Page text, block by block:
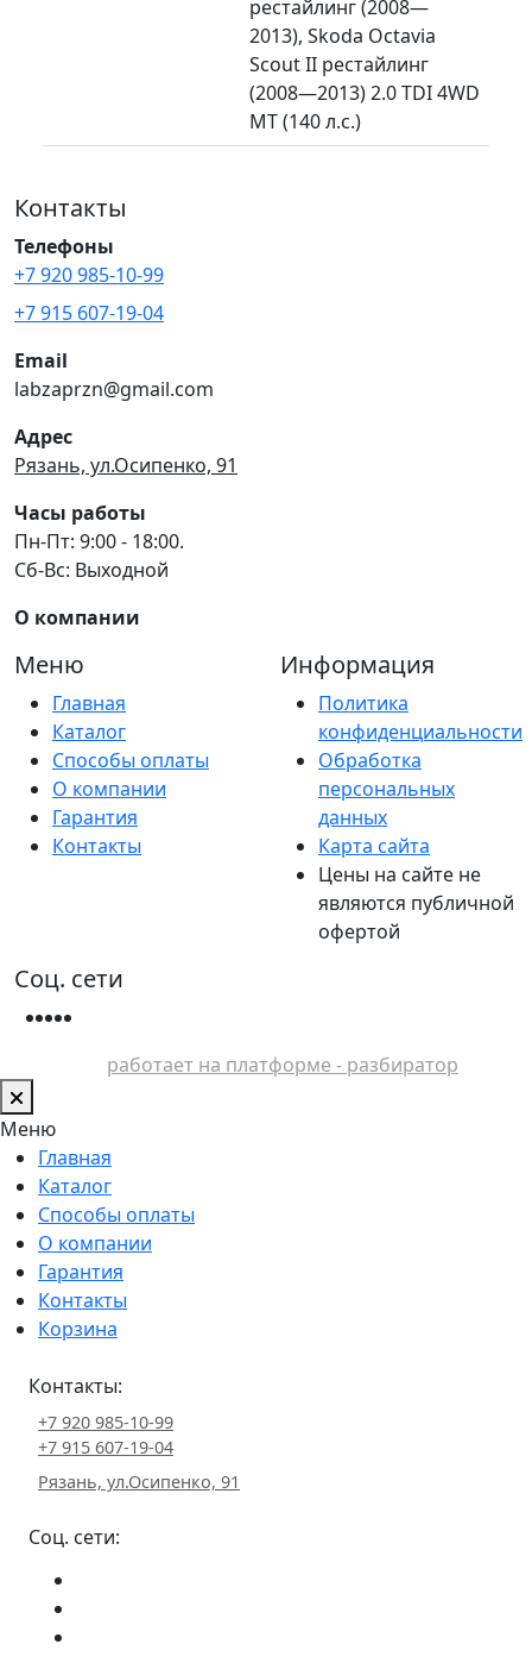
рестайлинг (2008—
2013), Skoda Octavia
Scout II рестайлинг
(2008—2013) 2.0 TDI 4WD
MT (140 л.с.)
Контакты
Телефоны
+7 920 985-10-99
+7 915 607-19-04
Email
labzaprzn@gmail.com
Адрес
Рязань, ул.Осипенко, 91
Часы работы
Пн-Пт: 9:00 - 18:00.
Сб-Вс: Выходной
О компании
Меню
Главная
Каталог
Способы оплаты
О компании
Гарантия
Контакты
Информация
Политика
конфиденциальности
Обработка
персональных
данных
Карта сайта
Цены на сайте не
являются публичной
офертой
Соц. сети
работает на платформе - разбиратор
Меню
Главная
Каталог
Способы оплаты
О компании
Гарантия
Контакты
Корзина
Контакты:
+7 920 985-10-99
+7 915 607-19-04
Рязань, ул.Осипенко, 91
Соц. сети: